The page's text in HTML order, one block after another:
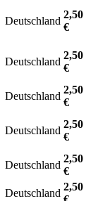
Deutschland
2,50
€
Deutschland
2,50
€
Deutschland
2,50
€
Deutschland
2,50
€
Deutschland
2,50
€
Deutschland
2,50